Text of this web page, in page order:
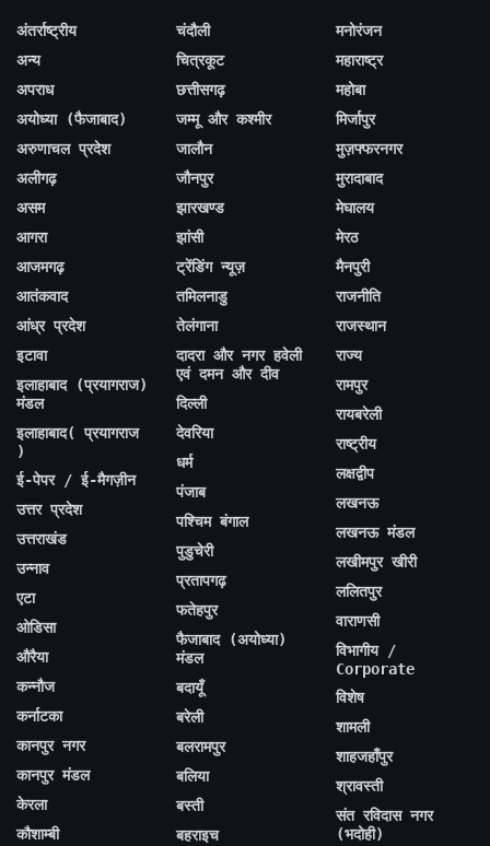
अंतर्राष्ट्रीय
अन्य
अपराध
अयोध्या (फैजाबाद)
अरुणाचल प्रदेश
अलीगढ़
असम
आगरा
आजमगढ़
आतंकवाद
आंध्र प्रदेश
इटावा
इलाहाबाद (प्रयागराज)
मंडल
इलाहाबाद( प्रयागराज
)
ई-पेपर / ई-मैगज़ीन
उत्तर प्रदेश
उत्तराखंड
उन्नाव
एटा
ओडिसा
औरैया
कन्नौज
कर्नाटका
कानपुर नगर
कानपुर मंडल
केरला
कौशाम्बी
चंदौली
चित्रकूट
छत्तीसगढ़
जम्मू और कश्मीर
जालौन
जौनपुर
झारखण्ड
झांसी
ट्रेंडिंग न्यूज़
तमिलनाडु
तेलंगाना
दादरा और नगर हवेली
एवं दमन और दीव
दिल्ली
देवरिया
धर्म
पंजाब
पश्चिम बंगाल
पुडुचेरी
प्रतापगढ़
फतेहपुर
फैजाबाद (अयोध्या)
मंडल
बदायूँ
बरेली
बलरामपुर
बलिया
बस्ती
बहराइच
मनोरंजन
महाराष्ट्र
महोबा
मिर्जापुर
मुज़फ्फरनगर
मुरादाबाद
मेघालय
मेरठ
मैनपुरी
राजनीति
राजस्थान
राज्य
रामपुर
रायबरेली
राष्ट्रीय
लक्षद्वीप
लखनऊ
लखनऊ मंडल
लखीमपुर खीरी
ललितपुर
वाराणसी
विभागीय /
Corporate
विशेष
शामली
शाहजहाँपुर
श्रावस्ती
संत रविदास नगर
(भदोही)